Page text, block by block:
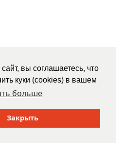
вы соглашаетесь, что
куки (cookies) в вашем
больше
Закрыть